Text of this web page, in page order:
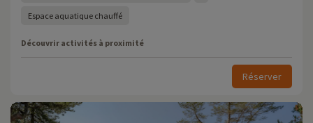
Espace aquatique chauffé
Découvrir activités à proximité
Réserver